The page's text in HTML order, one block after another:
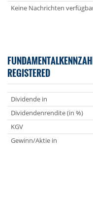
Keine Nachrichten
REGISTERED
Dividende in
Dividendenrendite (in %)
KGV
Gewinn/Aktie in